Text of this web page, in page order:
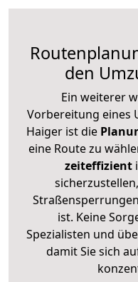
den
Ein weiterer
Vorbereitung eines
Haiger ist die
eine Route zu
zeiteffizient
ist. Keine
Spezialisten und
damit Sie sich